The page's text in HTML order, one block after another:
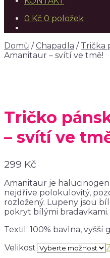
0 Kč 0 položek
Domů /Chapadla / Trička
Amanitaur – svítí ve tmě!
Tričko
– svítí ve
299 Kč
Amanitaur je
nejdříve polokulovitý,
rozložený. Lupeny jsou
pokryt bílými
Textil: 100% bavlna, vyšší
Velikost